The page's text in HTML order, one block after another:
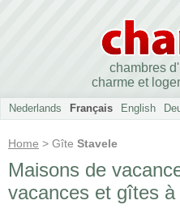
chambres
charme et
Nederlands Français English
Home > Gîte Stavele
Maisons de
vacances et gîtes à